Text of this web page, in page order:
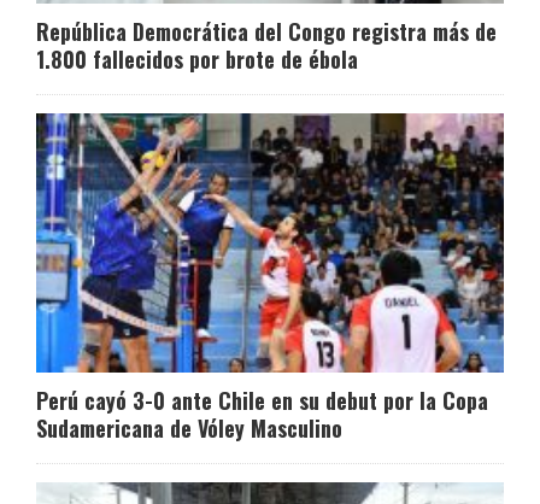
República Democrática del Congo registra más de
1.800 fallecidos por brote de ébola
Perú cayó 3-0 ante Chile en su debut por la Copa
Sudamericana de Vóley Masculino